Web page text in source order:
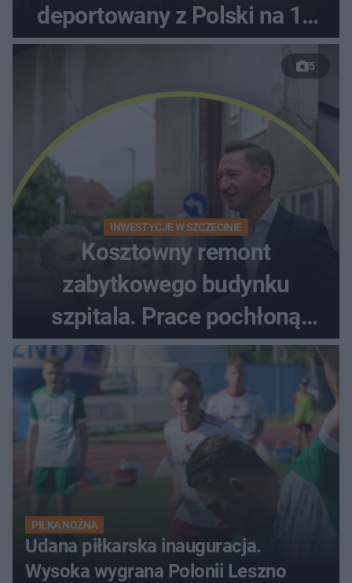
deportowany z Polski na 10
lat
5
INWESTYCJE W SZCZECINIE
Kosztowny remont
zabytkowego budynku
szpitala. Prace pochłoną
dziesiątki milionów
PIŁKA NOŻNA
Udana piłkarska inauguracja.
Wysoka wygrana Polonii Leszno